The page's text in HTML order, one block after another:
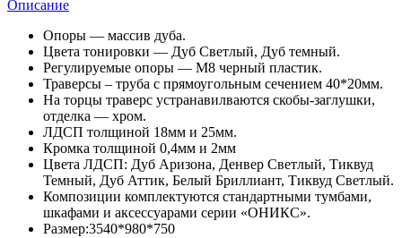
Описание
Опоры — массив дуба.
Цвета тонировки — Дуб Светлый, Дуб темный.
Регулируемые опоры — М8 черный пластик.
Траверсы – труба с прямоугольным сечением 40*20мм.
На торцы траверс устранавилваются скобы-заглушки,
отделка — хром.
ЛДСП толщиной 18мм и 25мм.
Кромка толщиной 0,4мм и 2мм
Цвета ЛДСП: Дуб Аризона, Денвер Светлый, Тиквуд
Темный, Дуб Аттик, Белый Бриллиант, Тиквуд Светлый.
Композиции комплектуются стандартными тумбами,
шкафами и аксессуарами серии «ОНИКС».
Размер:3540*980*750